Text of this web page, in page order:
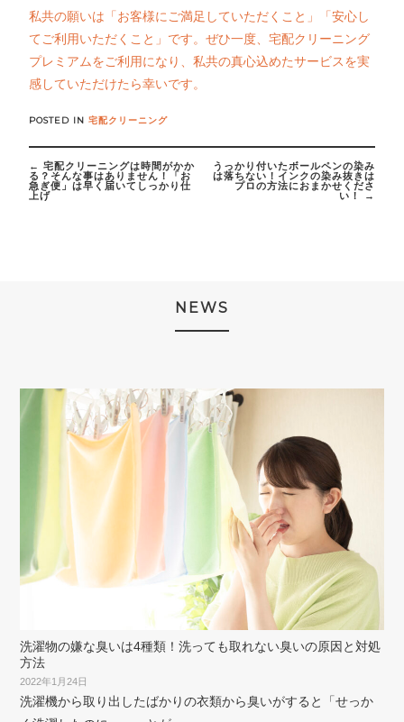
私共の願いは「お客様にご満足していただくこと」「安心し
てご利用いただくこと」です。ぜひ一度、宅配クリーニング
プレミアムをご利用になり、私共の真心込めたサービスを実
感していただけたら幸いです。
POSTED IN宅配クリーニング
navigation
← 宅配クリーニングは時間がかか
る？そんな事はありません！「お
急ぎ便」は早く届いてしっかり仕
上げ
うっかり付いたボールペンの染み
は落ちない！インクの染み抜きは
プロの方法におまかせくださ
い！ →
NEWS
洗濯物の嫌な臭いは4種類！洗っても取れない臭いの原因と対処
方法
2022年1月24日
洗濯機から取り出したばかりの衣類から臭いがすると「せっか